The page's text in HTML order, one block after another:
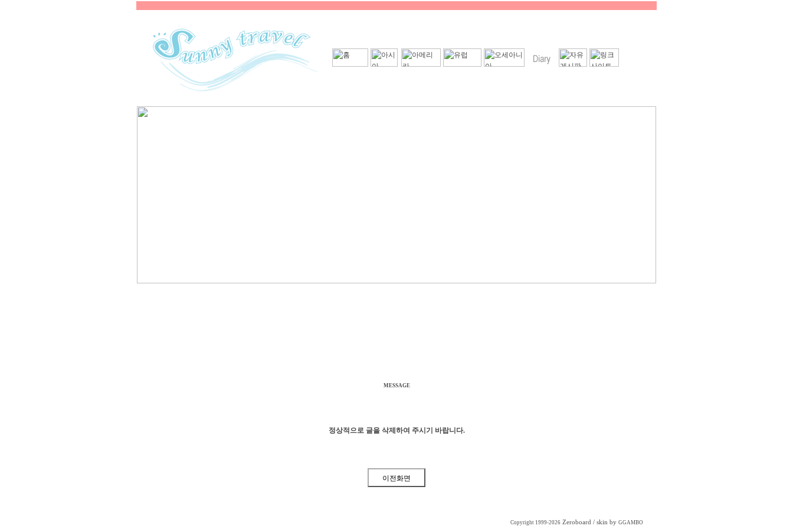
MESSAGE
정상적으로 글을 삭제하여 주시기 바랍니다.
Copyright 1999-2026 Zeroboard / skin by GGAMBO